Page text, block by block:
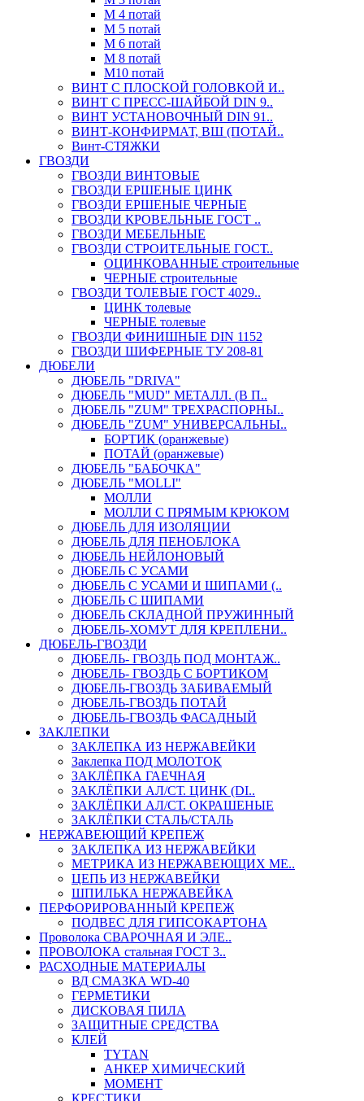
М 4 потай
М 5 потай
М 6 потай
М 8 потай
М10 потай
ВИНТ С ПЛОСКОЙ ГОЛОВКОЙ И..
ВИНТ С ПРЕСС-ШАЙБОЙ DIN 9..
ВИНТ УСТАНОВОЧНЫЙ DIN 91..
ВИНТ-КОНФИРМАТ, ВШ (ПОТАЙ..
Винт-СТЯЖКИ
ГВОЗДИ
ГВОЗДИ ВИНТОВЫЕ
ГВОЗДИ ЕРШЕНЫЕ ЦИНК
ГВОЗДИ ЕРШЕНЫЕ ЧЕРНЫЕ
ГВОЗДИ КРОВЕЛЬНЫЕ ГОСТ ..
ГВОЗДИ МЕБЕЛЬНЫЕ
ГВОЗДИ СТРОИТЕЛЬНЫЕ ГОСТ..
ОЦИНКОВАННЫЕ строительные
ЧЕРНЫЕ строительные
ГВОЗДИ ТОЛЕВЫЕ ГОСТ 4029..
ЦИНК толевые
ЧЕРНЫЕ толевые
ГВОЗДИ ФИНИШНЫЕ DIN 1152
ГВОЗДИ ШИФЕРНЫЕ ТУ 208-81
ДЮБЕЛИ
ДЮБЕЛЬ "DRIVA"
ДЮБЕЛЬ "MUD" МЕТАЛЛ. (В П..
ДЮБЕЛЬ "ZUM" ТРЕХРАСПОРНЫ..
ДЮБЕЛЬ "ZUM" УНИВЕРСАЛЬНЫ..
БОРТИК (оранжевые)
ПОТАЙ (оранжевые)
ДЮБЕЛЬ "БАБОЧКА"
ДЮБЕЛЬ "МOLLI"
МОЛЛИ
МОЛЛИ С ПРЯМЫМ КРЮКОМ
ДЮБЕЛЬ ДЛЯ ИЗОЛЯЦИИ
ДЮБЕЛЬ ДЛЯ ПЕНОБЛОКА
ДЮБЕЛЬ НЕЙЛОНОВЫЙ
ДЮБЕЛЬ С УСАМИ
ДЮБЕЛЬ С УСАМИ И ШИПАМИ (..
ДЮБЕЛЬ С ШИПАМИ
ДЮБЕЛЬ СКЛАДНОЙ ПРУЖИННЫЙ
ДЮБЕЛЬ-ХОМУТ ДЛЯ КРЕПЛЕНИ..
ДЮБЕЛЬ-ГВОЗДИ
ДЮБЕЛЬ- ГВОЗДЬ ПОД МОНТАЖ..
ДЮБЕЛЬ- ГВОЗДЬ С БОРТИКОМ
ДЮБЕЛЬ-ГВОЗДЬ ЗАБИВАЕМЫЙ
ДЮБЕЛЬ-ГВОЗДЬ ПОТАЙ
ДЮБЕЛЬ-ГВОЗДЬ ФАСАДНЫЙ
ЗАКЛЕПКИ
ЗАКЛЕПКА ИЗ НЕРЖАВЕЙКИ
Заклепка ПОД МОЛОТОК
ЗАКЛЁПКА ГАЕЧНАЯ
ЗАКЛЁПКИ АЛ/СТ. ЦИНК (DI..
ЗАКЛЁПКИ АЛ/СТ. ОКРАШЕНЫЕ
ЗАКЛЁПКИ СТАЛЬ/СТАЛЬ
НЕРЖАВЕЮЩИЙ КРЕПЕЖ
ЗАКЛЕПКА ИЗ НЕРЖАВЕЙКИ
МЕТРИКА ИЗ НЕРЖАВЕЮЩИХ МЕ..
ЦЕПЬ ИЗ НЕРЖАВЕЙКИ
ШПИЛЬКА НЕРЖАВЕЙКА
ПЕРФОРИРОВАННЫЙ КРЕПЕЖ
ПОДВЕС ДЛЯ ГИПСОКАРТОНА
Проволока СВАРОЧНАЯ И ЭЛЕ..
ПРОВОЛОКА стальная ГОСТ 3..
РАСХОДНЫЕ МАТЕРИАЛЫ
ВД СМАЗКА WD-40
ГЕРМЕТИКИ
ДИСКОВАЯ ПИЛА
ЗАЩИТНЫЕ СРЕДСТВА
КЛЕЙ
TYTAN
АНКЕР ХИМИЧЕСКИЙ
МОМЕНТ
КРЕСТИКИ